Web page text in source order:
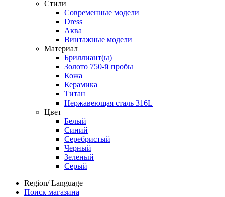
Стили
Современные модели
Dress
Аква
Винтажные модели
Материал
Бриллиант(ы)
Золото 750-й пробы
Кожа
Керамика
Титан
Нержавеющая сталь 316L
Цвет
Белый
Синий
Серебристый
Черный
Зеленый
Серый
Region/ Language
Поиск магазина